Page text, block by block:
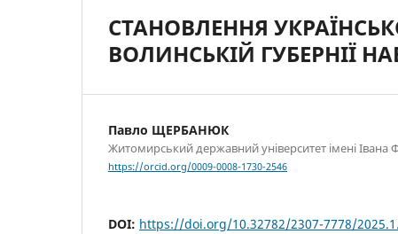
СТАНОВЛЕННЯ
ВОЛИНСЬКІЙ ГУБЕРНІЇ
Павло ЩЕРБАНЮК
Житомирський державний університет імені Івана
https://orcid.org/0009-0008-1730-2546
DOI: https://doi.org/10.32782/2307-7778/